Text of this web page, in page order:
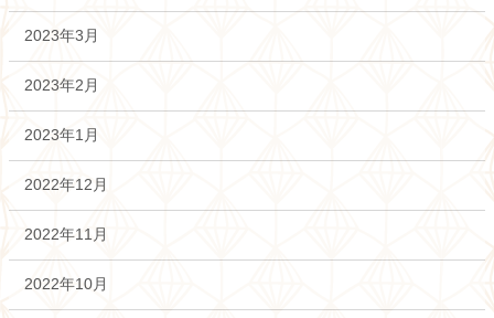
2023年3月
2023年2月
2023年1月
2022年12月
2022年11月
2022年10月